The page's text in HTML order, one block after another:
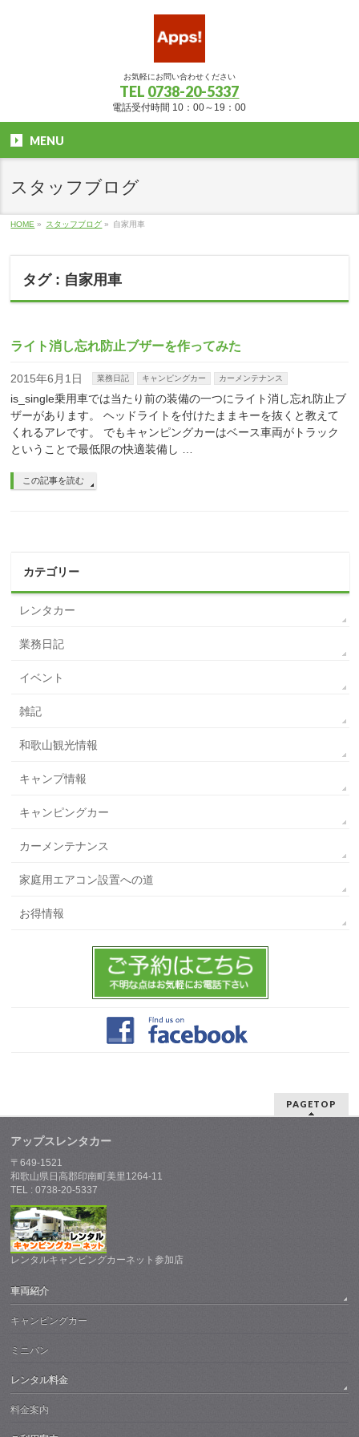
お気軽にお問い合わせください
TEL 0738-20-5337
電話受付時間 10：00～19：00
MENU
スタッフブログ
HOME » スタッフブログ » 自家用車
タグ : 自家用車
ライト消し忘れ防止ブザーを作ってみた
2015年6月1日 業務日記 キャンピングカー カーメンテナンス
is_single乗用車では当たり前の装備の一つにライト消し忘れ防止ブ
ザーがあります。 ヘッドライトを付けたままキーを抜くと教えて
くれるアレです。 でもキャンピングカーはベース車両がトラック
ということで最低限の快適装備し …
この記事を読む
カテゴリー
レンタカー
業務日記
イベント
雑記
和歌山観光情報
キャンプ情報
キャンピングカー
カーメンテナンス
家庭用エアコン設置への道
お得情報
PAGETOP
アップスレンタカー
〒649-1521
和歌山県日高郡印南町美里1264-11
TEL : 0738-20-5337
レンタルキャンピングカーネット参加店
車両紹介
キャンピングカー
ミニバン
レンタル料金
料金案内